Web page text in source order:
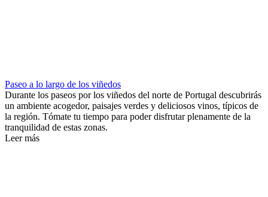
Paseo a lo largo de los viñedos
Durante los paseos por los viñedos del norte de Portugal descubrirás
un ambiente acogedor, paisajes verdes y deliciosos vinos, típicos de
la región. Tómate tu tiempo para poder disfrutar plenamente de la
tranquilidad de estas zonas.
Leer más